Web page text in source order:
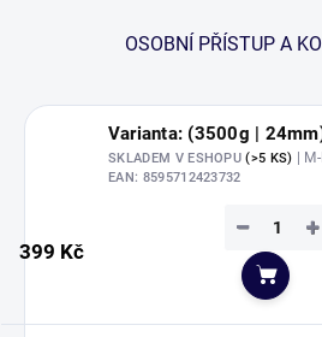
OSOBNÍ PŘÍSTUP A
Varianta: (3500g |
SKLADEM V ESHOPU(>5 KS) |
EAN: 8595712423732
399 Kč
+
−
Do